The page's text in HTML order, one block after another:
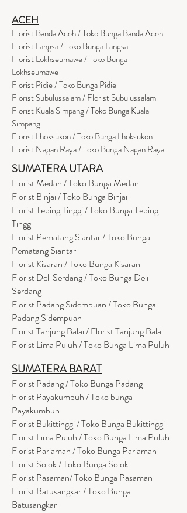
ACEH
Florist Banda Aceh / Toko Bunga Banda Aceh
Florist Langsa / Toko Bunga Langsa
Florist Lokhseumawe / Toko Bunga
Lokhseumawe
Florist Pidie / Toko Bunga Pidie
Florist Subulussalam / Florist Subulussalam
Florist Kuala Simpang / Toko Bunga Kuala
Simpang
Florist Lhoksukon / Toko Bunga Lhoksukon
Florist Nagan Raya / Toko Bunga Nagan Raya
SUMATERA UTARA
Florist Medan / Toko Bunga Medan
Florist Binjai / Toko Bunga Binjai
Florist Tebing Tinggi / Toko Bunga Tebing
Tinggi
Florist Pematang Siantar / Toko Bunga
Pematang Siantar
Florist Kisaran / Toko Bunga Kisaran
Florist Deli Serdang / Toko Bunga Deli
Serdang
Florist Padang Sidempuan / Toko Bunga
Padang Sidempuan
Florist Tanjung Balai / Florist Tanjung Balai
Florist Lima Puluh / Toko Bunga Lima Puluh
SUMATERA BARAT
Florist Padang / Toko Bunga Padang
Florist Payakumbuh / Toko bunga
Payakumbuh
Florist Bukittinggi / Toko Bunga Bukittinggi
Florist Lima Puluh / Toko Bunga Lima Puluh
Florist Pariaman / Toko Bunga Pariaman
Florist Solok / Toko Bunga Solok
Florist Pasaman/ Toko Bunga Pasaman
Florist Batusangkar / Toko Bunga
Batusangkar